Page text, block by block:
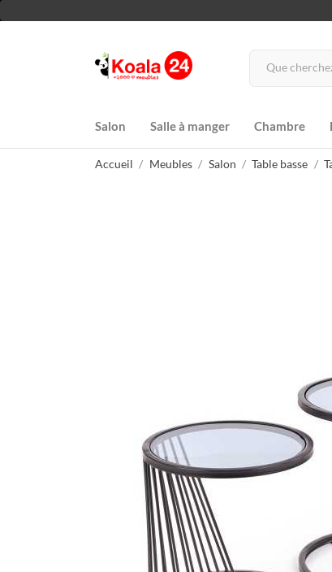
Salon Salle à manger Chambre
Accueil Meubles Salon Table basse